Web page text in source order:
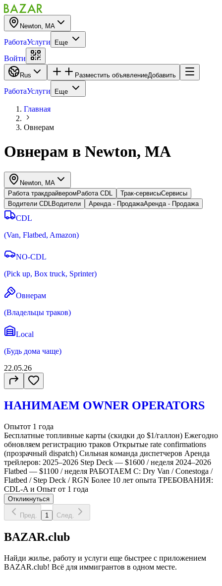
Newton, MA
РаботаУслуги Еще
Войти
Rus Разместить объявлениеДобавить
РаботаУслуги Еще
Главная
Овнерам
Овнерам в Newton, MA
Newton, MA
Работа тракдрайвером Работа CDL Трак-сервисыCервисы
Водители CDL Водители Аренда - ПродажаАренда - Продажа
CDL
(Van, Flatbed, Amazon)
NO-CDL
(Pick up, Box truck, Sprinter)
Овнерам
(Владельцы траков)
Local
(Будь дома чаще)
22.05.26
НАНИМАЕМ OWNER OPERATORS
Опытот 1 года
Бесплатные топливные карты (скидки до $1/галлон) Ежегодно
обновляем регистрацию траков Открытые rate confirmations
(прозрачный dispatch) Сильная команда диспетчеров Аренда
трейлеров: 2025–2026 Step Deck — $1600 / неделя 2024–2026
Flatbed — $1100 / неделя РАБОТАЕМ С: Dry Van / Conestoga /
Flatbed / Step Deck / RGN Более 10 лет опыта ТРЕБОВАНИЯ:
CDL-A и Опыт от 1 года
Откликнуться
Пред. 1 След.
BAZAR.club
Найди жилье, работу и услуги еще быстрее с приложением
BAZAR.club! Всё для иммигрантов в одном месте.